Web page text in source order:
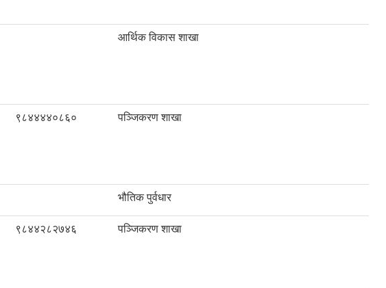
आर्थिक विकास शाखा
९८४४४४०८६० पञ्जिकरण शाखा
भौतिक पुर्वधार
९८४४२८२७४६ पञ्जिकरण शाखा